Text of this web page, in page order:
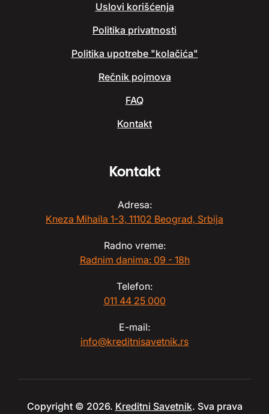
Uslovi korišćenja
Politika privatnosti
Politika upotrebe "kolačića"
Rečnik pojmova
FAQ
Kontakt
Kontakt
Adresa:
Kneza Mihaila 1-3, 11102 Beograd, Srbija
Radno vreme:
Radnim danima: 09 - 18h
Telefon:
011 44 25 000
E-mail:
info@kreditnisavetnik.rs
Copyright © 2026. Kreditni Savetnik. Sva prava